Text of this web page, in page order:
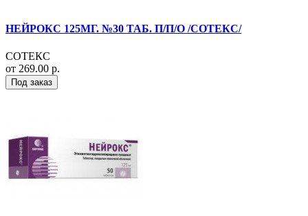
НЕЙРОКС 125МГ. №30 ТАБ. П/П/О /СОТЕКС/
СОТЕКС
от 269.00 р.
Под заказ